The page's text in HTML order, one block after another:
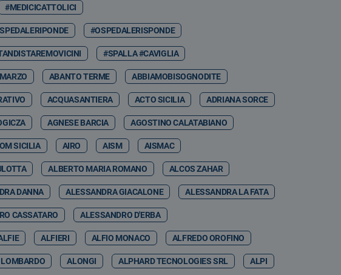
#MEDICICATTOLICI
#OSPEDALERISPONDE
#SPALLA #CAVIGLIA
ABANTO TERME ABBIAMOBISOGNODITE
ACQUASANTIERA ACTO SICILIA ADRIANA SORCE
AGNESE BARCIA AGOSTINO CALATABIANO
SICILIA AIRO AISM AISMAC
ALBERTO MARIA ROMANO ALCOS ZAHAR
DANNA ALESSANDRA GIACALONE ALESSANDRA LA FATA
CASSATARO ALESSANDRO D'ERBA
ALFIERI ALFIO MONACO ALFREDO OROFINO
ALONGI ALPHARD TECNOLOGIES SRL ALPI